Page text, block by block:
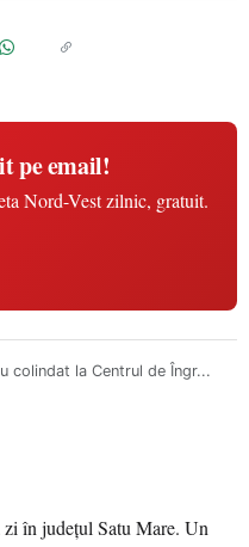
pe email!
Nord-Vest zilnic, gratuit.
colindat la Centrul de Îngr...